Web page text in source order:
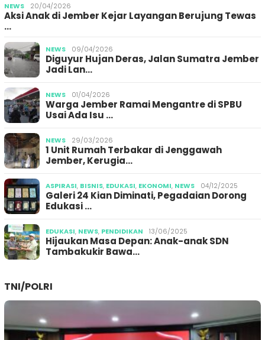
NEWS 20/04/2026
Aksi Anak di Jember Kejar Layangan Berujung Tewas
…
NEWS 09/04/2026
Diguyur Hujan Deras, Jalan Sumatra Jember
Jadi Lan…
NEWS 01/04/2026
Warga Jember Ramai Mengantre di SPBU
Usai Ada Isu …
NEWS 29/03/2026
1 Unit Rumah Terbakar di Jenggawah
Jember, Kerugia…
ASPIRASI, BISNIS, EDUKASI, EKONOMI, NEWS 04/12/2025
Galeri 24 Kian Diminati, Pegadaian Dorong
Edukasi …
EDUKASI, NEWS, PENDIDIKAN 13/06/2025
Hijaukan Masa Depan: Anak-anak SDN
Tambakukir Bawa…
TNI/POLRI